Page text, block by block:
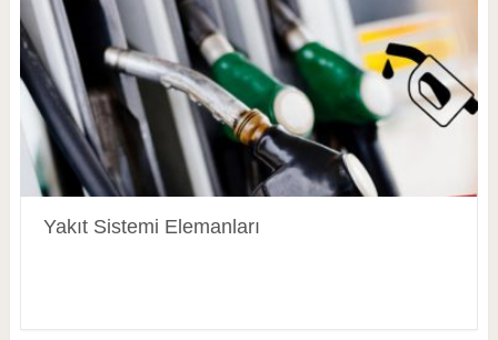
Yakıt Sistemi Elemanları